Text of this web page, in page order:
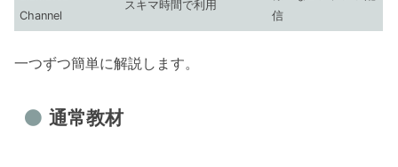
Channel
スキマ時間で利用
信
一つずつ簡単に解説します。
通常教材